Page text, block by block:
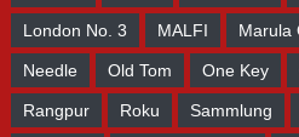
London No. 3 MALFI Marula
Needle Old Tom One Key
Rangpur Roku Sammlung